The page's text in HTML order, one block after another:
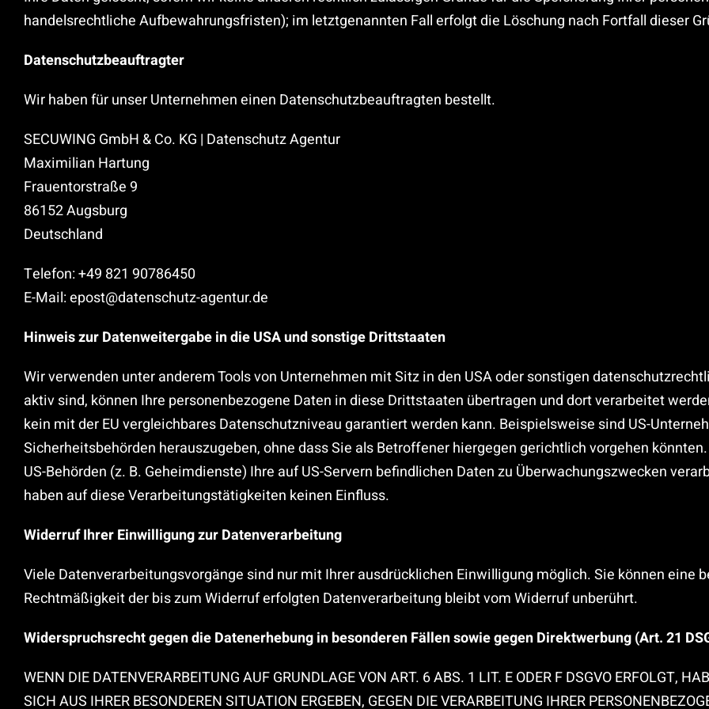
handelsrechtliche Aufbewahrungsfristen); im letztgenannten Fall erfolgt die Löschung nach Fortfall dieser
Datenschutz­beauftragter
Wir haben für unser Unternehmen einen Datenschutzbeauftragten bestellt.
SECUWING GmbH & Co. KG | Datenschutz Agentur
Maximilian Hartung
Frauentorstraße 9
86152 Augsburg
Deutschland
Telefon: +49 821 90786450
E-Mail: epost@datenschutz-agentur.de
Hinweis zur Datenweitergabe in die USA und sonstige Drittstaaten
Wir verwenden unter anderem Tools von Unternehmen mit Sitz in den USA oder sonstigen
aktiv sind, können Ihre personenbezogene Daten in diese Drittstaaten übertragen und dort verarbeitet
kein mit der EU vergleichbares Datenschutzniveau garantiert werden kann. Beispielsweise sind US-
Sicherheitsbehörden herauszugeben, ohne dass Sie als Betroffener hiergegen gerichtlich vorgehen
US-Behörden (z. B. Geheimdienste) Ihre auf US-Servern befindlichen Daten zu Überwachungszwecken
haben auf diese Verarbeitungstätigkeiten keinen Einfluss.
Widerruf Ihrer Einwilligung zur Datenverarbeitung
Viele Datenverarbeitungsvorgänge sind nur mit Ihrer ausdrücklichen Einwilligung möglich. Sie können
Rechtmäßigkeit der bis zum Widerruf erfolgten Datenverarbeitung bleibt vom Widerruf unberührt.
Widerspruchsrecht gegen die Datenerhebung in besonderen Fällen sowie gegen Direktwerbung (Art. 21
WENN DIE DATENVERARBEITUNG AUF GRUNDLAGE VON ART. 6 ABS. 1 LIT. E ODER F DSGVO ERFOLGT,
SICH AUS IHRER BESONDEREN SITUATION ERGEBEN, GEGEN DIE VERARBEITUNG IHRER